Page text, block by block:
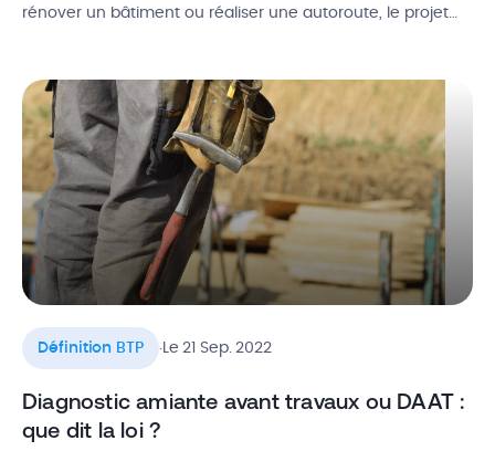
rénover un bâtiment ou réaliser une autoroute, le projet
un site, le terme TCE est souvent évoqué. Mais que cache
cet acronyme ? Quelle […]
Définition BTP .Le 21 Sep. 2022
Diagnostic amiante avant travaux ou DAAT :
que dit la loi ?